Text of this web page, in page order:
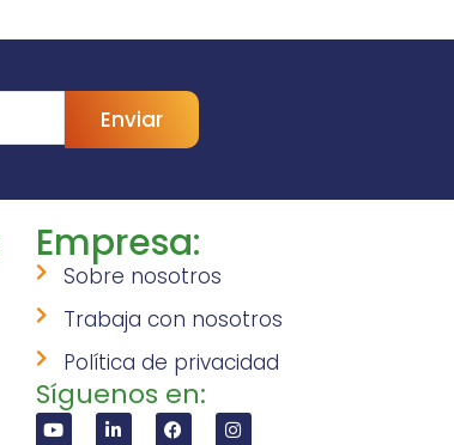
Enviar
Empresa:
Sobre nosotros
Trabaja con nosotros
Política de privacidad
Síguenos en: